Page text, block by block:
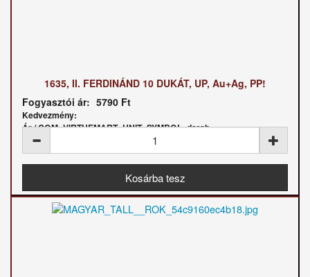
1635, II. FERDINÁND 10 DUKÁT, UP, Au+Ag, PP!
Fogyasztói ár: 5790 Ft
Kedvezmény:
Ár / COM_VIRTUEMART_UNIT_SYMBOL_darab: